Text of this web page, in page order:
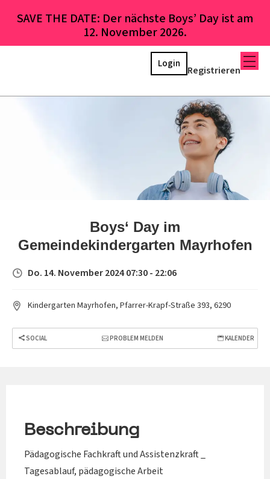
SAVE THE DATE: Der nächste Boys’ Day ist am
12. November 2026.
Registrieren
Login
Boys‘ Day im
Gemeindekindergarten Mayrhofen
Do. 14. November 2024 07:30 - 22:06
Kindergarten Mayrhofen, Pfarrer-Krapf-Straße 393, 6290
SOCIAL PROBLEM MELDEN KALENDER
Beschreibung
Pädagogische Fachkraft und Assistenzkraft _
Tagesablauf, pädagogische Arbeit